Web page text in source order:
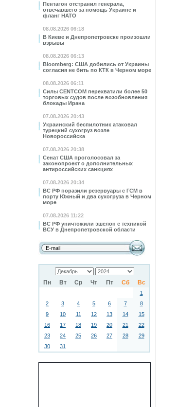
Пентагон отстранил генерала,
отвечавшего за помощь Украине и
фланг НАТО
08.08.2026 06:18
В Киеве и Днепропетровске произошли
взрывы
08.08.2026 06:13
Bloomberg: США добились от Украины
согласия не бить по КТК в Черном море
08.08.2026 06:11
Силы CENTCOM перехватили более 50
торговых судов после возобновления
блокады Ирана
07.08.2026 20:43
Украинский беспилотник атаковал
турецкий сухогруз возле
Новороссийска
07.08.2026 20:38
Сенат США проголосовал за
законопроект о дополнительных
антироссийских санкциях
07.08.2026 20:34
ВС РФ поразили резервуары с ГСМ в
порту Южный и два сухогруза в Черном
море
07.08.2026 11:22
ВС РФ уничтожили эшелон с техникой
ВСУ в Днепропетровской области
Пн Вт Ср Чт Пт Сб Вс
1
2
3 4 5 6 7
8
9
10 11 12 13 14
15
16
17 18 19 20 21
22
23
24 25 26 27 28
29
30
31